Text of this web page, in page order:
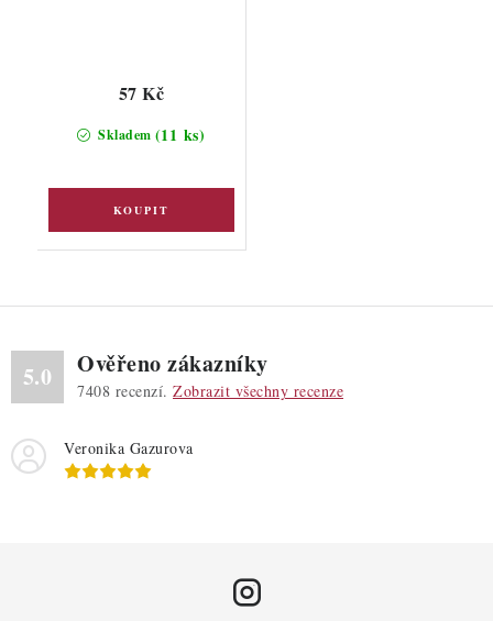
Skladem (11 ks)
57 Kč
5.0 Ověřeno zákazníky
7408 recenzí. Zobrazit všechny recenze
Veronika Gazurova